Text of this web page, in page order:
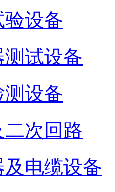
验设备
测试设备
测设备
次回路
及电缆设备